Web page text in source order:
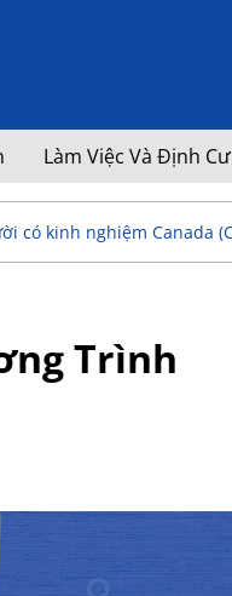
Làm Việc Và Định
có kinh nghiệm Canada
Trình